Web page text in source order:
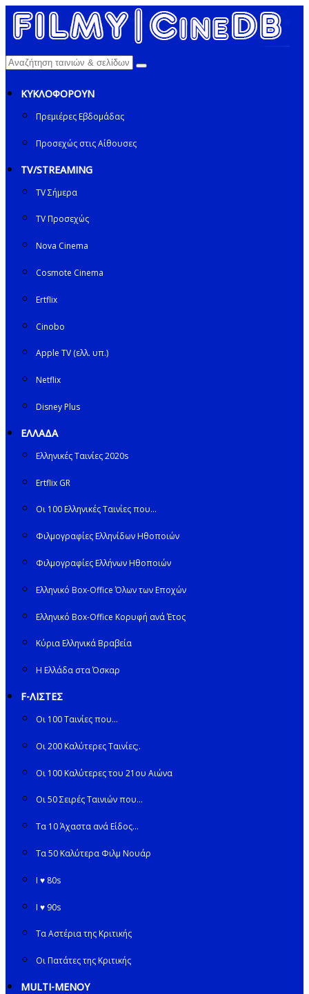
ΚΥΚΛΟΦΟΡΟΥΝ
Πρεμιέρες Εβδομάδας
Προσεχώς στις Αίθουσες
TV/STREAMING
TV Σήμερα
TV Προσεχώς
Nova Cinema
Cosmote Cinema
Ertflix
Cinobo
Apple TV (ελλ. υπ.)
Netflix
Disney Plus
ΕΛΛΑΔΑ
Ελληνικές Ταινίες 2020s
Ertflix GR
Οι 100 Ελληνικές Ταινίες που…
Φιλμογραφίες Ελληνίδων Ηθοποιών
Φιλμογραφίες Ελλήνων Ηθοποιών
Ελληνικό Box-Office Όλων των Εποχών
Ελληνικό Box-Office Κορυφή ανά Έτος
Κύρια Ελληνικά Βραβεία
Η Ελλάδα στα Όσκαρ
F-ΛΙΣΤΕΣ
Οι 100 Ταινίες που…
Οι 200 Καλύτερες Ταινίες;.
Οι 100 Καλύτερες του 21ου Αιώνα
Οι 50 Σειρές Ταινιών που…
Τα 10 Άχαστα ανά Είδος…
Τα 50 Καλύτερα Φιλμ Νουάρ
I ♥ 80s
I ♥ 90s
Τα Αστέρια της Κριτικής
Οι Πατάτες της Κριτικής
MULTI-ΜΕΝΟΥ